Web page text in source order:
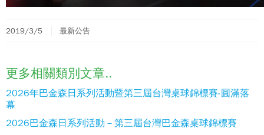
2019/3/5 最新公告
更多相關類別文章..
2026年巴金森日系列活動暨第三屆台灣桌球錦標賽-圓滿落
幕
2026巴金森日系列活動－第三屆台灣巴金森桌球錦標賽